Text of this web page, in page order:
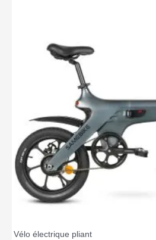
Vélo électrique pliant